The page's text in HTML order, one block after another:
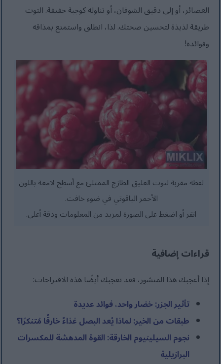
العصائر، أو إلى دقيق الشوفان، أو تناوله كوجبة خفيفة. التوت
طريقة لذيذة لتحسين صحتك. لذا، انطلق واستمتع بمذاقه
وفوائده!
لقطة مقربة لتوت العليق الطازج الممتلئ مع أسطح لامعة باللون
الأحمر الياقوتي في ضوء خافت.
انقر أو اضغط على الصورة لمزيد من المعلومات ودقة أعلى.
قراءات إضافية
إذا أعجبك هذا المنشور، فقد تعجبك أيضًا هذه الاقتراحات:
تأثير الجزر: خضار واحد، فوائد عديدة
طبقات من الخير: لماذا يُعد البصل غذاءً خارقًا مُتنكرًا؟
نجوم السيلينيوم الخارقة: القوة المدهشة للمكسرات
البرازيلية